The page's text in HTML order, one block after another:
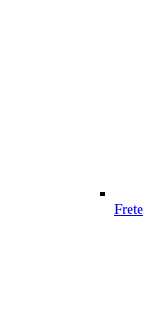
Frete